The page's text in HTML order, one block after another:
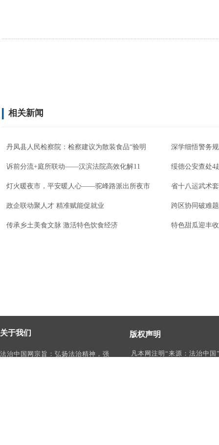
相关新闻
丹凤县人民检察院：检察建议为散装食品“验明 深学细悟警务
诉前分流+庭所联动——汉滨法院高效化解11 绥德公安查处4
灯火暖夜市，平安暖人心——驼峰路派出所夜市 省十八运武术
政企联动聚人才 精准赋能促就业 跨区协同破难
传承乡土美食文脉 激活特色饮食经济 特色甜瓜迎丰
版权声明
凡本网注明“来源：法治中国
关于我们
法治中国网宗旨：弘扬法治精神，强